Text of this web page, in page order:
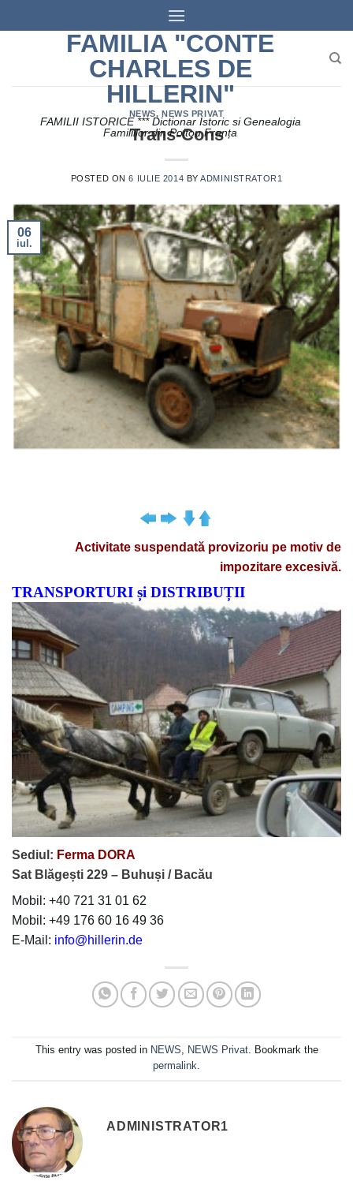
to
FAMILIA "CONTE
CHARLES DE
HILLERIN"
FAMILII ISTORICE *** Dictionar Istoric si Genealogia
Familiilor din Poitou Franța
NEWS,NEWS PRIVAT
Trans-Cons
POSTED ON6 IULIE 2014 BYADMINISTRATOR1
06
iul.
Activitate suspendată provizoriu pe motiv de
impozitare excesivă.
TRANSPORTURI și DISTRIBUȚII
Sediul: Ferma DORA
Sat Blăgești 229 – Buhuși / Bacău
Mobil: +40 721 31 01 62
Mobil: +49 176 60 16 49 36‬
E-Mail: info@hillerin.de
This entry was posted in NEWS, NEWS Privat. Bookmark the
permalink.
ADMINISTRATOR1